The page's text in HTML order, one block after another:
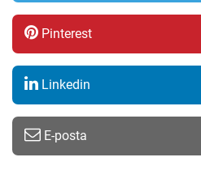
Pinterest
Linkedin
E-posta